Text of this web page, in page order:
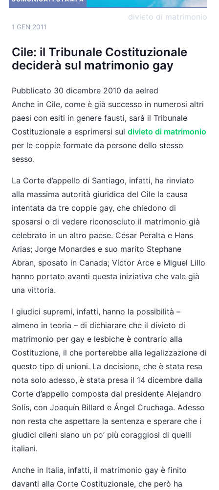
divieto di matrimonio
1 GEN 2011
Cile: il Tribunale Costituzionale
deciderà sul matrimonio gay
Pubblicato 30 dicembre 2010 da aelred
Anche in Cile, come è già successo in numerosi altri
paesi con esiti in genere fausti, sarà il Tribunale
Costituzionale a esprimersi sul divieto di matrimonio
per le coppie formate da persone dello stesso
sesso.
La Corte d’appello di Santiago, infatti, ha rinviato
alla massima autorità giuridica del Cile la causa
intentata da tre coppie gay, che chiedono di
sposarsi o di vedere riconosciuto il matrimonio già
celebrato in un altro paese. César Peralta e Hans
Arias; Jorge Monardes e suo marito Stephane
Abran, sposato in Canada; Víctor Arce e Miguel Lillo
hanno portato avanti questa iniziativa che vale già
una vittoria.
I giudici supremi, infatti, hanno la possibilità –
almeno in teoria – di dichiarare che il divieto di
matrimonio per gay e lesbiche è contrario alla
Costituzione, il che porterebbe alla legalizzazione di
questo tipo di unioni. La decisione, che è stata resa
nota solo adesso, è stata presa il 14 dicembre dalla
Corte d’appello composta dal presidente Alejandro
Solís, con Joaquín Billard e Ángel Cruchaga. Adesso
non resta che aspettare la sentenza e sperare che i
giudici cileni siano un po’ più coraggiosi di quelli
italiani.
Anche in Italia, infatti, il matrimonio gay è finito
davanti alla Corte Costituzionale, che però ha